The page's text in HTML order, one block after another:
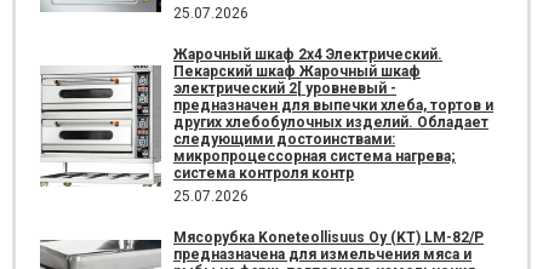
25.07.2026
Жарочный шкаф 2х4 Электрический.
Пекарский шкаф Жарочный шкаф
электрический 2[ уровневый -
предназначен для выпечки хлеба, тортов и
других хлебобулочных изделий. Обладает
следующими достоинствами:
микропроцессорная система нагрева;
система контроля контр
25.07.2026
Мясорубка Koneteollisuus Oy (KT)​ LM-82/P
предназначена для измельчения мяса и